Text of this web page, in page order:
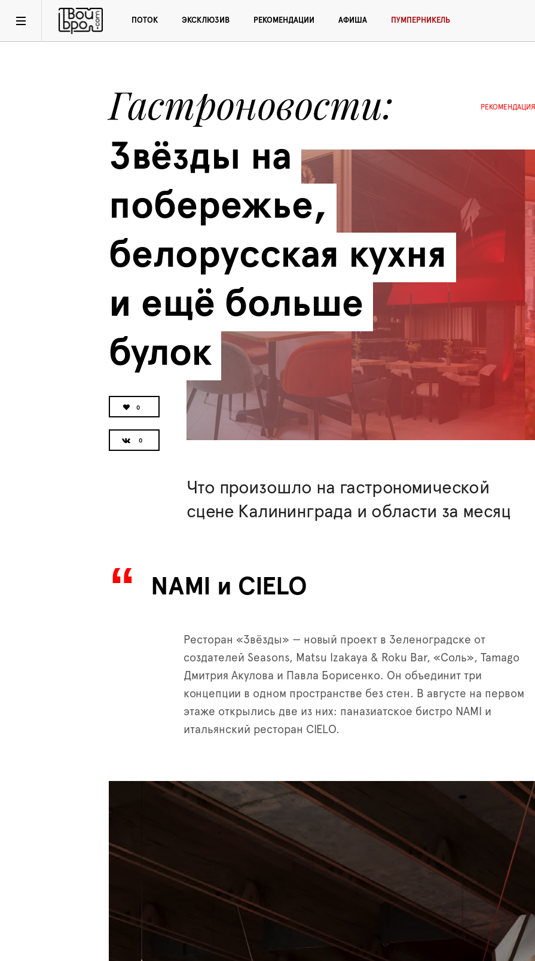
ПОТОК ЭКСКЛЮЗИВ РЕКОМЕНДАЦИИ АФИША ПУМПЕРНИКЕЛЬ
Гастроновости
Звёзды на
побережье,
белорусская кухня
и ещё больше
булок
0
РЕКОМЕНДАЦИЯ
Что произошло на гастрономической
сцене Калининграда и области за месяц
NAMI и CIELO
Ресторан «Звёзды» — новый проект в Зеленоградске от
создателей Seasons, Matsu Izakaya & Roku Bar, «Соль», Tamago
Дмитрия Акулова и Павла Борисенко. Он объединит три
концепции в одном пространстве без стен. В августе на первом
этаже открылись две из них: паназиатское бистро NAMI и
итальянский ресторан CIELO.